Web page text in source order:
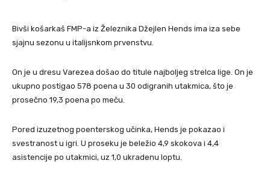
Bivši košarkaš FMP-a iz Železnika Džejlen Hends ima iza sebe
sjajnu sezonu u italijsnkom prvenstvu.
On je u dresu Varezea došao do titule najboljeg strelca lige. On je
ukupno postigao 578 poena u 30 odigranih utakmica, što je
prosečno 19,3 poena po meču.
Pored izuzetnog poenterskog učinka, Hends je pokazao i
svestranost u igri. U proseku je beležio 4,9 skokova i 4,4
asistencije po utakmici, uz 1,0 ukradenu loptu.